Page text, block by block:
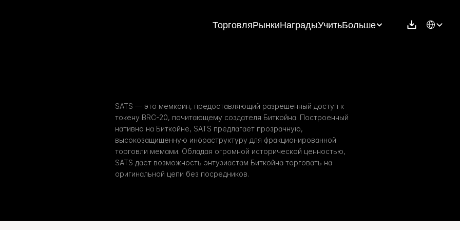
ТорговляРынкиНаградыУчитьБольше Select
SATS — это мемкоин, предоставляющий разрешенный доступ к
токену BRC-20, почитающему создателя Биткойна. Построенный
нативно на Биткойне, SATS предлагает прозрачную,
высокозащищенную инфраструктуру для фракционированной
торговли мемами. Обладая огромной исторической ценностью,
SATS дает возможность энтузиастам Биткойна торговать на
оригинальной цепи без посредников.